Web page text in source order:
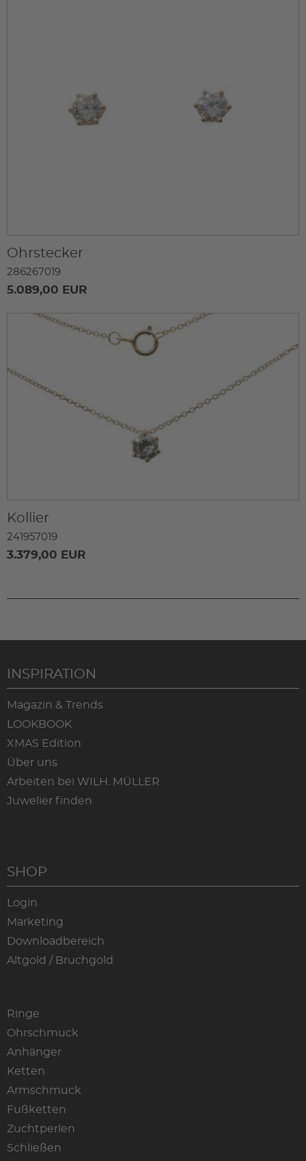
Ohrstecker
286267019
5.089,00 EUR
Kollier
241957019
3.379,00 EUR
INSPIRATION
Magazin & Trends
LOOKBOOK
XMAS Edition
Über uns
Arbeiten bei WILH. MÜLLER
Juwelier finden
SHOP
Login
Marketing
Downloadbereich
Altgold / Bruchgold
Ringe
Ohrschmuck
Anhänger
Ketten
Armschmuck
Fußketten
Zuchtperlen
Schließen